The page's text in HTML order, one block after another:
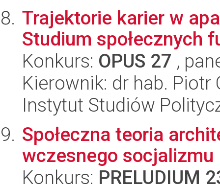
Trajektorie karier w
Studium społecznych
Konkurs: OPUS 27 ,
Kierownik: dr hab. Piotr
Instytut Studiów
Społeczna teoria
wczesnego socjalizmu
Konkurs: PRELUDIUM